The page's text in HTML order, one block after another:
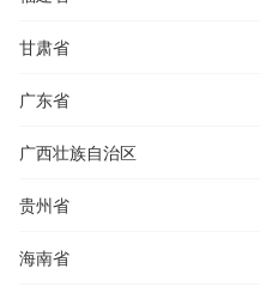
甘肃省
广东省
广西壮族自治区
贵州省
海南省